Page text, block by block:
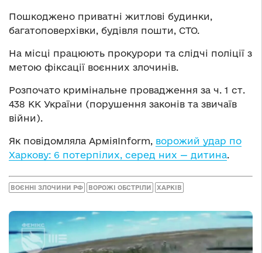
Пошкоджено приватні житлові будинки,
багатоповерхівки, будівля пошти, СТО.
На місці працюють прокурори та слідчі поліції з
метою фіксації воєнних злочинів.
Розпочато кримінальне провадження за ч. 1 ст.
438 КК України (порушення законів та звичаїв
війни).
Як повідомляла АрміяInform, ворожий удар по
Харкову: 6 потерпілих, серед них — дитина.
ВОЄННІ ЗЛОЧИНИ РФ ВОРОЖІ ОБСТРІЛИ ХАРКІВ